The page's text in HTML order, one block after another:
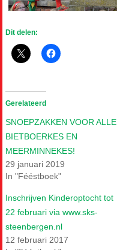
Dit delen:
Gerelateerd
SNOEPZAKKEN VOOR ALLE
BIETBOERKES EN
MEERMINNEKES!
29 januari 2019
In "Fééstboek"
Inschrijven Kinderoptocht tot
22 februari via www.sks-
steenbergen.nl
12 februari 2017